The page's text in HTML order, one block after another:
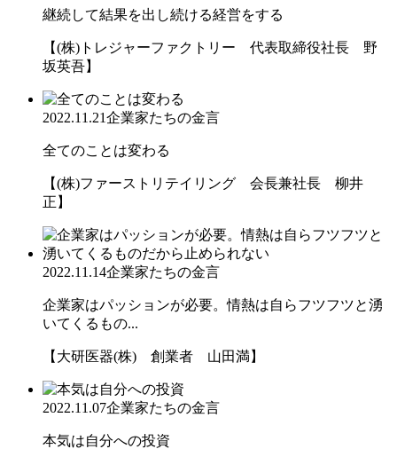
継続して結果を出し続ける経営をする
【(株)トレジャーファクトリー 代表取締役社長 野
坂英吾】
2022.11.21企業家たちの金言
全てのことは変わる
【(株)ファーストリテイリング 会長兼社長 柳井
正】
2022.11.14企業家たちの金言
企業家はパッションが必要。情熱は自らフツフツと湧
いてくるもの...
【大研医器(株) 創業者 山田満】
2022.11.07企業家たちの金言
本気は自分への投資